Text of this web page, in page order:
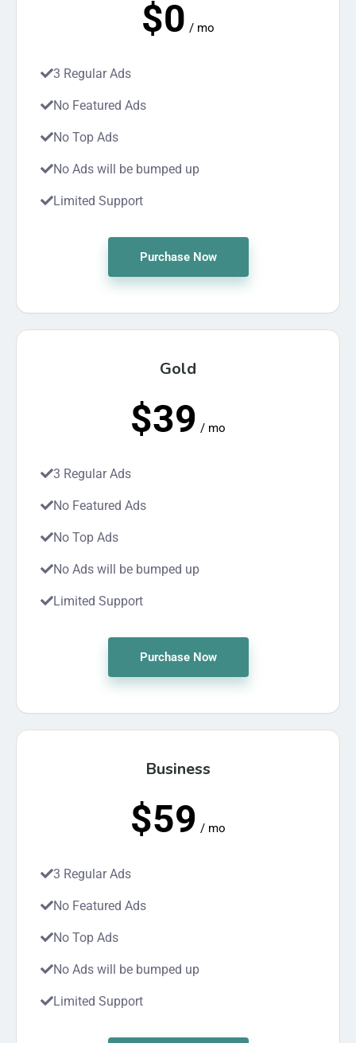
$0 / mo
3 Regular Ads
No Featured Ads
No Top Ads
No Ads will be bumped up
Limited Support
Purchase Now
Gold
$39 / mo
3 Regular Ads
No Featured Ads
No Top Ads
No Ads will be bumped up
Limited Support
Purchase Now
Business
$59 / mo
3 Regular Ads
No Featured Ads
No Top Ads
No Ads will be bumped up
Limited Support